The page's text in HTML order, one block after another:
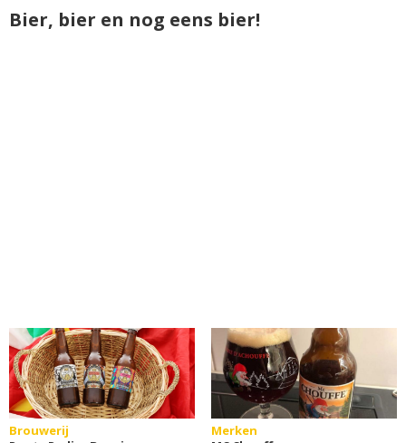
Bier, bier en nog eens bier!
Brouwerij
Merken